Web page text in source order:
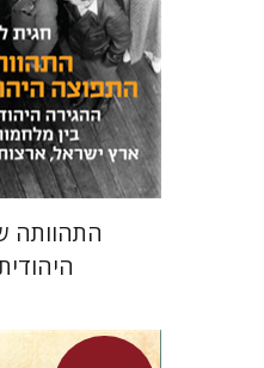
$34
התהוותה